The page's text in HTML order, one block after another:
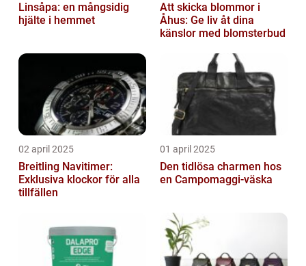
Linsåpa: en mångsidig
hjälte i hemmet
Att skicka blommor i
Åhus: Ge liv åt dina
känslor med blomsterbud
02 april 2025
Breitling Navitimer:
Exklusiva klockor för alla
tillfällen
01 april 2025
Den tidlösa charmen hos
en Campomaggi-väska